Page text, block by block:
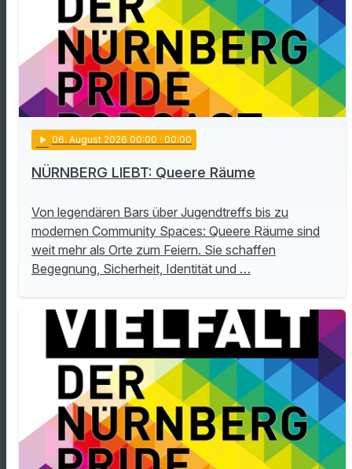
play_arrow 06. August 2026 00:00 · 00:00
NÜRNBERG LIEBT: Queere Räume
Von legendären Bars über Jugendtreffs bis zu
modernen Community Spaces: Queere Räume sind
weit mehr als Orte zum Feiern. Sie schaffen
Begegnung, Sicherheit, Identität und …